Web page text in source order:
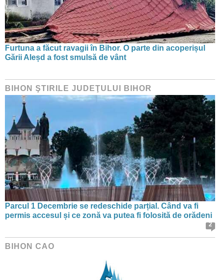
Furtuna a făcut ravagii în Bihor. O parte din acoperișul
Gării Aleșd a fost smulsă de vânt
BIHON ŞTIRILE JUDEŢULUI BIHOR
Parcul 1 Decembrie se redeschide parțial. Când va fi
permis accesul și ce zonă va putea fi folosită de orădeni
2
BIHON CAO